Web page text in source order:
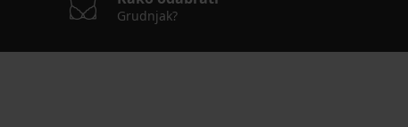
Grudnjak?